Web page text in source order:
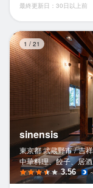
最終更新日：30日以上前
1 / 21
sinensis
東京都 武蔵野市 / 吉
中華料理、餃子、居
3.56